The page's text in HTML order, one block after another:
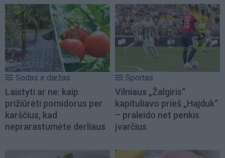
Sodas ir daržas
Laistyti ar ne: kaip
prižiūrėti pomidorus per
karščius, kad
neprarastumėte derliaus
Sportas
Vilniaus „Žalgiris“
kapituliavo prieš „Hajduk“
– praleido net penkis
įvarčius